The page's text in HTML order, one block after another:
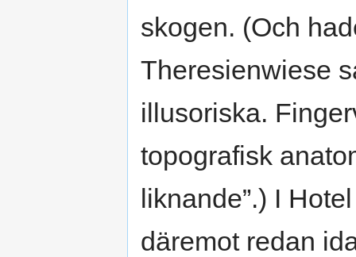
skogen. (Och
Theresienwiese
illusoriska.
topografisk
liknande”.) I
däremot redan